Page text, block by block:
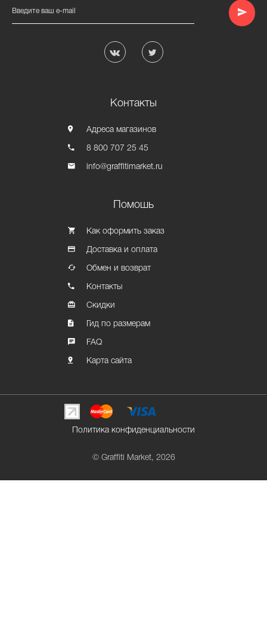
Введите ваш e-mail
Контакты
Адреса магазинов
8 800 707 25 45
info@graffitimarket.ru
Помошь
Как оформить заказ
Доставка и оплата
Обмен и возврат
Контакты
Скидки
Гид по размерам
FAQ
Карта сайта
Политика конфиденциальности
© Graffiti Market, 2026